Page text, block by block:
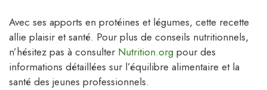
Avec ses apports en protéines et légumes, cette recette
allie plaisir et santé. Pour plus de conseils nutritionnels,
n’hésitez pas à consulter Nutrition.org pour des
informations détaillées sur l’équilibre alimentaire et la
santé des jeunes professionnels.